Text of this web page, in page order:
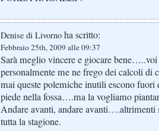
Denise di Livorno ha scritto:
Febbraio 25th, 2009 alle 09:37
Sarà meglio vincere e giocare bene…..voi
personalmente me ne frego dei calcoli di
mai queste polemiche inutili escono fuori
piede nella fossa….ma la vogliamo
Andare avanti, andare avanti….altrimenti
tutta la stagione.